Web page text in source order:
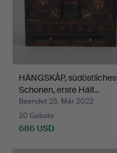
HÄNGSKÅP, südöstliches
Schonen, erste Hälf…
Beendet 25. Mär 2022
20 Gebote
686 USD